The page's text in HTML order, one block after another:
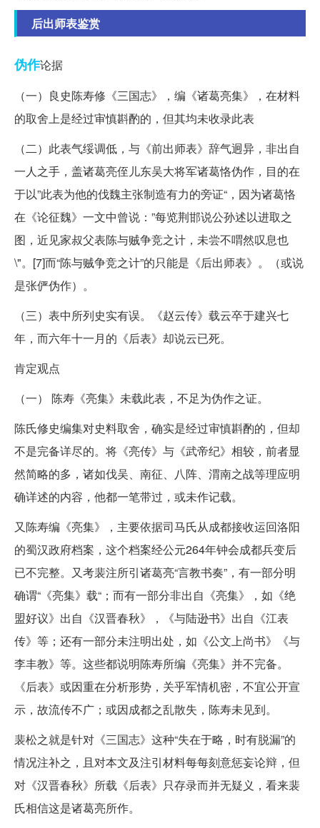
后出师表鉴赏
伪作论据
（一）良史陈寿修《三国志》，编《诸葛亮集》，在材料
的取舍上是经过审慎斟酌的，但其均未收录此表
（二）此表气绥调低，与《前出师表》辞气迥异，非出自
一人之手，盖诸葛亮侄儿东吴大将军诸葛恪伪作，目的在
于以”此表为他的伐魏主张制造有力的旁证“，因为诸葛恪
在《论征魏》一文中曾说：”每览荆邯说公孙述以进取之
图，近见家叔父表陈与贼争竞之计，未尝不喟然叹息也
\"。[7]而“陈与贼争竞之计”的只能是《后出师表》。（或说
是张俨伪作）。
（三）表中所列史实有误。《赵云传》载云卒于建兴七
年，而六年十一月的《后表》却说云已死。
肯定观点
（一） 陈寿《亮集》未载此表，不足为伪作之证。
陈氏修史编集对史料取舍，确实是经过审慎斟酌的，但却
不是完备详尽的。将《亮传》与《武帝纪》相较，前者显
然简略的多，诸如伐吴、南征、八阵、渭南之战等理应明
确详述的内容，他都一笔带过，或未作记载。
又陈寿编《亮集》，主要依据司马氏从成都接收运回洛阳
的蜀汉政府档案，这个档案经公元264年钟会成都兵变后
已不完整。又考裴注所引诸葛亮“言教书奏”，有一部分明
确谓“《亮集》载“；而有一部分非出自《亮集》，如《绝
盟好议》出自《汉晋春秋》，《与陆逊书》出自《江表
传》等；还有一部分未注明出处，如《公文上尚书》《与
李丰教》等。这些都说明陈寿所编《亮集》并不完备。
《后表》或因重在分析形势，关乎军情机密，不宜公开宣
示，故流传不广；或因成都之乱散失，陈寿未见到。
裴松之就是针对《三国志》这种“失在于略，时有脱漏”的
情况注补之，且对本文及注引材料每每刻意惩妄论辩，但
对《汉晋春秋》所载《后表》只存录而并无疑义，看来裴
氏相信这是诸葛亮所作。